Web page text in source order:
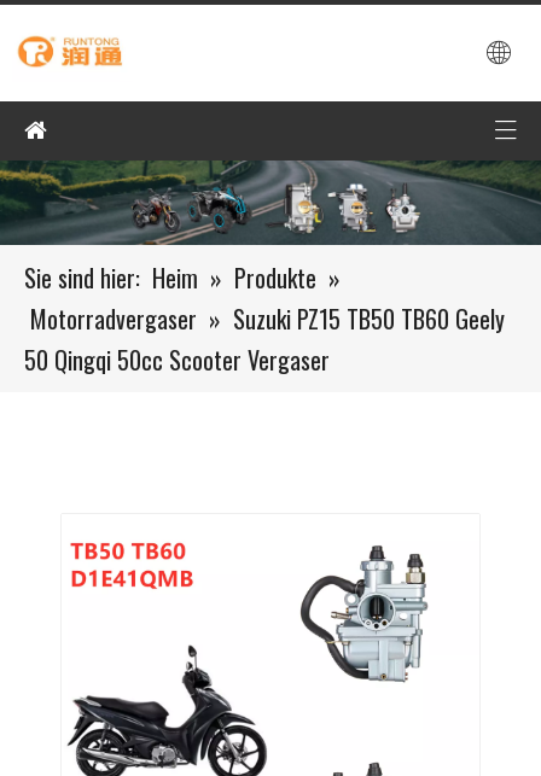
Sie sind hier: Heim » Produkte »
Motorradvergaser » Suzuki PZ15 TB50 TB60 Geely
50 Qingqi 50cc Scooter Vergaser